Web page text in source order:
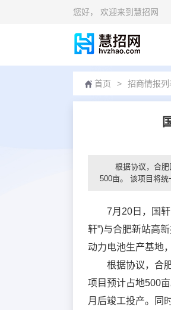
您好， 欢迎来到慧招网
首页 > 招商情报列
根据协议，合肥国
500亩。 该项目将统
7月20日，国轩
轩”)与合肥新站高
动力电池生产基地
根据协议，合肥
项目预计占地500
月后竣工投产。同